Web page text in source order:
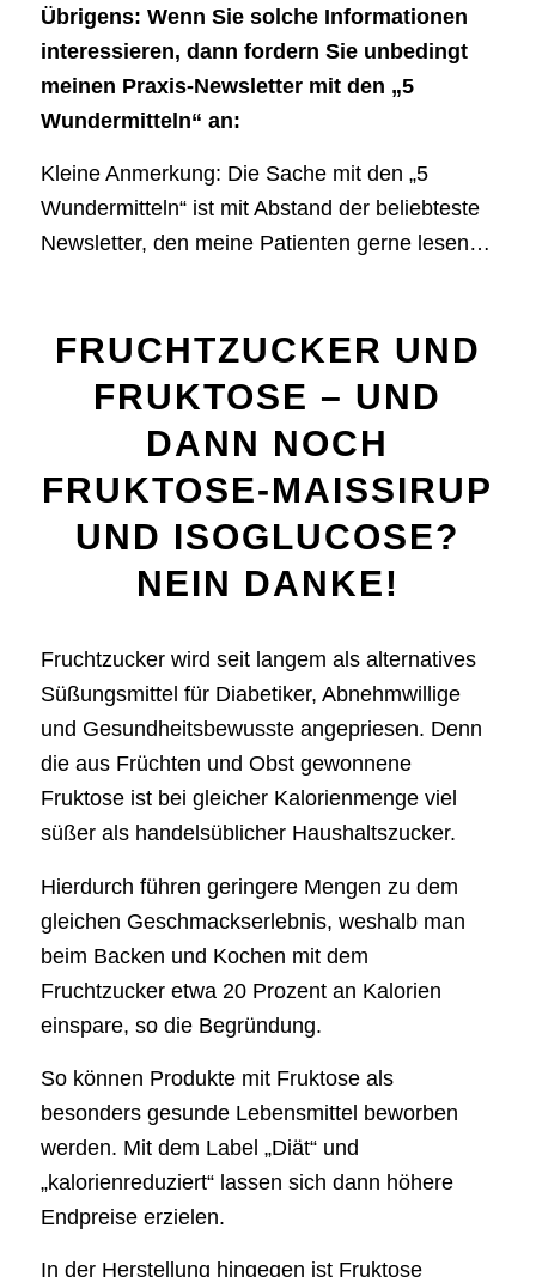
Übrigens: Wenn Sie solche Informationen
interessieren, dann fordern Sie unbedingt
meinen Praxis-Newsletter mit den „5
Wundermitteln“ an:
Kleine Anmerkung: Die Sache mit den „5
Wundermitteln“ ist mit Abstand der beliebteste
Newsletter, den meine Patienten gerne lesen…
FRUCHTZUCKER UND
FRUKTOSE – UND
DANN NOCH
FRUKTOSE-MAISSIRUP
UND ISOGLUCOSE?
NEIN DANKE!
Fruchtzucker wird seit langem als alternatives
Süßungsmittel für Diabetiker, Abnehmwillige
und Gesundheitsbewusste angepriesen. Denn
die aus Früchten und Obst gewonnene
Fruktose ist bei gleicher Kalorienmenge viel
süßer als handelsüblicher Haushaltszucker.
Hierdurch führen geringere Mengen zu dem
gleichen Geschmackserlebnis, weshalb man
beim Backen und Kochen mit dem
Fruchtzucker etwa 20 Prozent an Kalorien
einspare, so die Begründung.
So können Produkte mit Fruktose als
besonders gesunde Lebensmittel beworben
werden. Mit dem Label „Diät“ und
„kalorienreduziert“ lassen sich dann höhere
Endpreise erzielen.
In der Herstellung hingegen ist Fruktose